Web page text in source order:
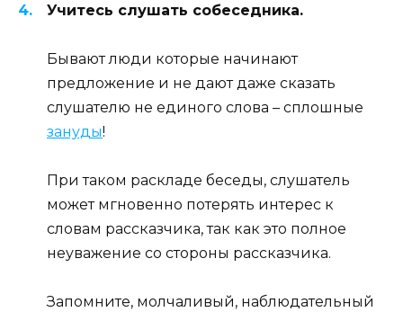
Учитесь слушать собеседника.
Бывают люди которые начинают
предложение и не дают даже сказать
слушателю не единого слова – сплошные
зануды!
При таком раскладе беседы, слушатель
может мгновенно потерять интерес к
словам рассказчика, так как это полное
неуважение со стороны рассказчика.
Запомните, молчаливый, наблюдательный